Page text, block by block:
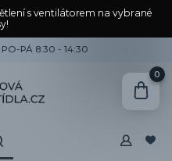
s ventilátorem na vybrané
PO-PÁ 8:30 - 14:30
0